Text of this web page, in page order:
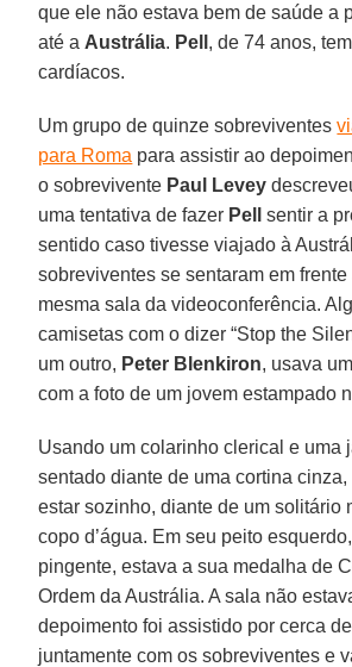
que ele não estava bem de saúde a
até a Austrália. Pell , de 74 anos,
cardíacos.
Um grupo de quinze sobreviventes
para Roma para assistir ao
o sobrevivente Paul Levey
uma tentativa de fazer Pell
sentir a
sentido caso tivesse viajado à
sobreviventes se sentaram em
mesma sala da videoconferência.
camisetas com o dizer “Stop the
um outro, Peter Blenkiron, usava
com a foto de um jovem estampado
Usando um colarinho clerical e uma
sentado diante de uma cortina
estar sozinho, diante de um solitário
copo d’água. Em seu peito
pingente, estava a sua medalha de
Ordem da Austrália. A sala não
depoimento foi assistido por cerca
juntamente com os sobreviventes e